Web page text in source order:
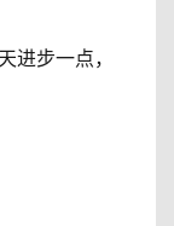
进步一点，